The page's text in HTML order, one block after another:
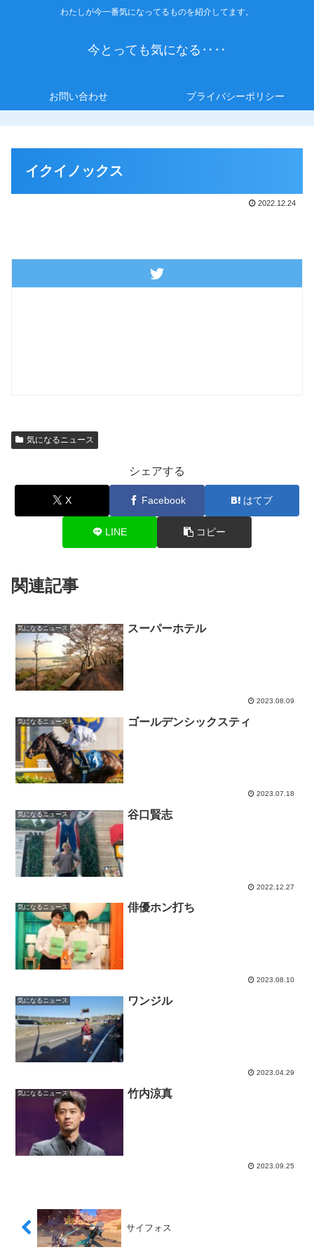
わたしが今一番気になってるものを紹介してます。
今とっても気になる‥‥
お問い合わせ プライバシーポリシー
イクイノックス
2022.12.24
気になるニュース
シェアする
X Facebook はてブ
LINE コピー
関連記事
気になるニュース スーパーホテル
2023.08.09
気になるニュース ゴールデンシックスティ
2023.07.18
気になるニュース 谷口賢志
2022.12.27
気になるニュース 俳優ホン打ち
2023.08.10
気になるニュース ワンジル
2023.04.29
気になるニュース 竹内涼真
2023.09.25
サイフォス